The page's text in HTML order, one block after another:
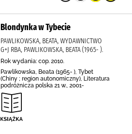
Blondynka w Tybecie
PAWLIKOWSKA, BEATA, WYDAWNICTWO
G+J RBA, PAWLIKOWSKA, BEATA (1965- ).
Rok wydania: cop. 2010.
Pawlikowska, Beata (1965- ), Tybet
(Chiny ; region autonomiczny), Literatura
podróżnicza polska 21 w., 2001-